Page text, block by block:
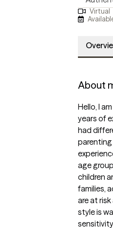
Virtual
About
Hello, I
years of
had
parenting
age
children
families,
are at
style is